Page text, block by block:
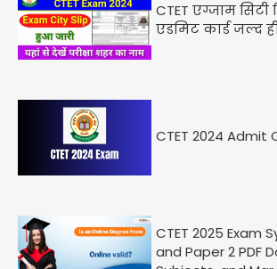
CTET एग्जाम सिटी
एडमिट कार्ड जल्द
CTET 2024 Admit
CTET 2025 Exam
and Paper 2 PDF